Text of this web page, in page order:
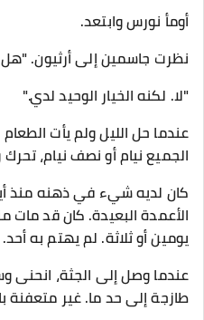
أومأ نورس وابتعد.
نظرت جاسمين إلى أرثيون.
"لا. لكنه الخيار الوحيد لدي."
عندما حل الليل ولم يأت
الجميع نيام أو نصف نيام،
كان لديه شيء في ذهنه منذ
الأعمدة البعيدة. كان قد
يومين أو ثلاثة. لم يهتم به أحد.
عندما وصل إلى الجثة، انحنى
طازجة إلى حد ما. غير متعفنة